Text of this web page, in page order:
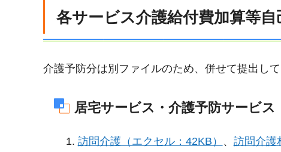
各サービス介護給付費加算等自
介護予防分は別ファイルのため、併せて提出して
居宅サービス・介護予防サービス
訪問介護（エクセル：42KB） 、 訪問介護